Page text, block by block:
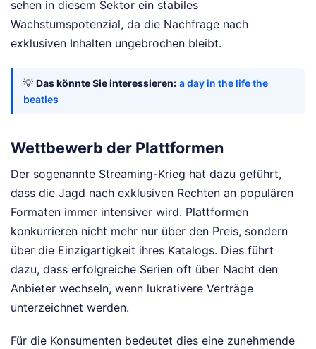
sehen in diesem Sektor ein stabiles
Wachstumspotenzial, da die Nachfrage nach
exklusiven Inhalten ungebrochen bleibt.
💡 Das könnte Sie interessieren: a day in the life the
beatles
Wettbewerb der Plattformen
Der sogenannte Streaming-Krieg hat dazu geführt,
dass die Jagd nach exklusiven Rechten an populären
Formaten immer intensiver wird. Plattformen
konkurrieren nicht mehr nur über den Preis, sondern
über die Einzigartigkeit ihres Katalogs. Dies führt
dazu, dass erfolgreiche Serien oft über Nacht den
Anbieter wechseln, wenn lukrativere Verträge
unterzeichnet werden.
Für die Konsumenten bedeutet dies eine zunehmende